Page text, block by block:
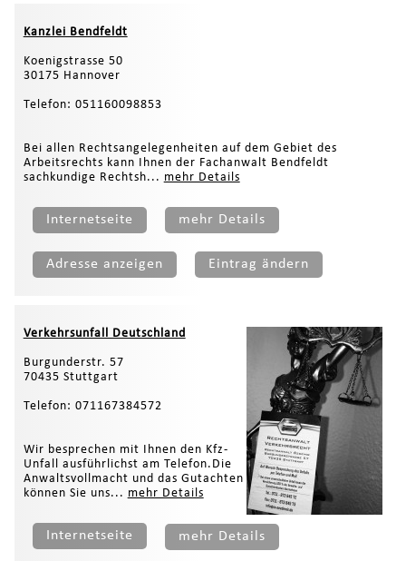
Kanzlei Bendfeldt
Koenigstrasse 50
30175 Hannover
Telefon: 051160098853
Bei allen Rechtsangelegenheiten auf dem Gebiet des
Arbeitsrechts kann Ihnen der Fachanwalt Bendfeldt
sachkundige Rechtsh... mehr Details
Internetseite mehr Details
Adresse anzeigen Eintrag ändern
Verkehrsunfall Deutschland
Burgunderstr. 57
70435 Stuttgart
Telefon: 071167384572
Wir besprechen mit Ihnen den Kfz-
Unfall ausführlichst am Telefon.Die
Anwaltsvollmacht und das Gutachten
können Sie uns... mehr Details
Internetseite mehr Details